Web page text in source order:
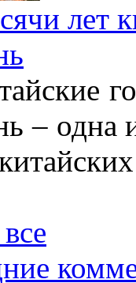
лет
– одна